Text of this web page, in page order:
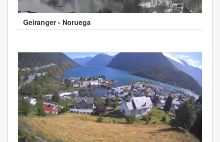
Geiranger - Noruega